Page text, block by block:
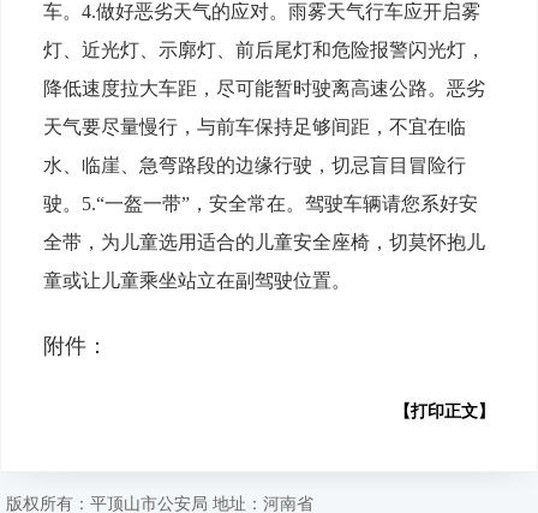
车。4.做好恶劣天气的应对。雨雾天气行车应开启雾
灯、近光灯、示廓灯、前后尾灯和危险报警闪光灯，
降低速度拉大车距，尽可能暂时驶离高速公路。恶劣
天气要尽量慢行，与前车保持足够间距，不宜在临
水、临崖、急弯路段的边缘行驶，切忌盲目冒险行
驶。5.“一盔一带”，安全常在。驾驶车辆请您系好安
全带，为儿童选用适合的儿童安全座椅，切莫怀抱儿
童或让儿童乘坐站立在副驾驶位置。
附件：
【打印正文】
版权所有：平顶山市公安局 地址：河南省